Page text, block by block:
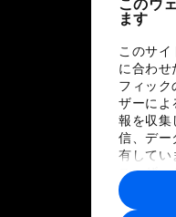
このウ
ます
このサ
に合わせ
フィック
ザーによ
報を収集
信、デー
有してい
ユーザ
報や各パ
に収集